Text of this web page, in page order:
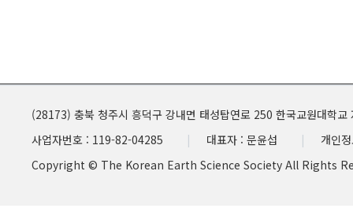
(28173) 충북 청주시 흥덕구 강내면 태성탑연로 250 한국교원대학교
사업자번호 : 119-82-04285
대표자 : 문윤섭
개인
Copyright © The Korean Earth Science Society All Rights